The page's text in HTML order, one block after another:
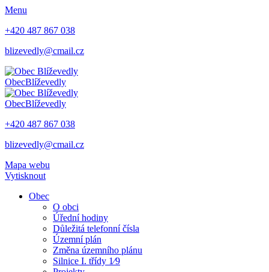
Menu
+420 487 867 038
blizevedly@cmail.cz
ObecBlíževedly
ObecBlíževedly
+420 487 867 038
blizevedly@cmail.cz
Mapa webu
Vytisknout
Obec
O obci
Úřední hodiny
Důležitá telefonní čísla
Územní plán
Změna územního plánu
Silnice I. třídy 1⁄9